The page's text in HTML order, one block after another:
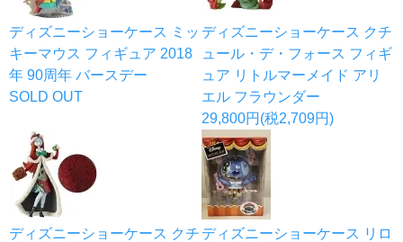
ディズニーショーケース ミッ
キーマウス フィギュア 2018
年 90周年 バースデー
SOLD OUT
ディズニーショーケース クチ
ュール・デ・フォース フィギ
ュア リトルマーメイド アリ
エル フラウンダー
29,800円(税2,709円)
ディズニーショーケース クチ ディズニーショーケース リロ